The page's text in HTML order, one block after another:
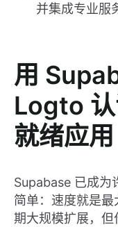
并集成专业服
用
Logto
就绪应用
Supabase 已成为
简单：速度就是
期大规模扩展，但